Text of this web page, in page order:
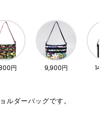
円 9,900円
ルダーバッグです。